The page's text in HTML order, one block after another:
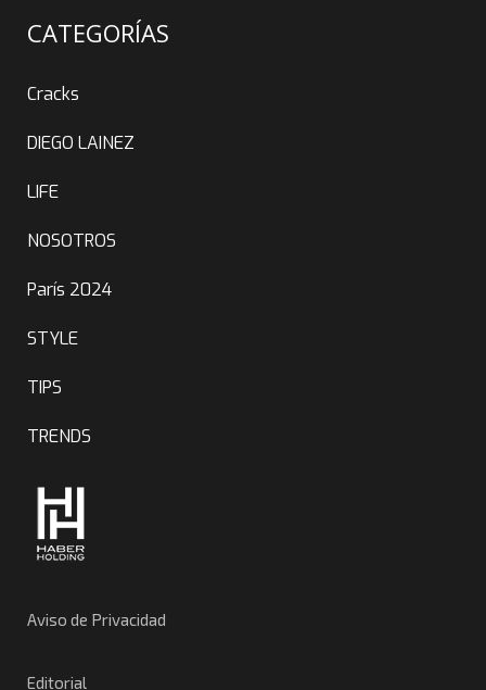
CATEGORÍAS
Cracks
DIEGO LAINEZ
LIFE
NOSOTROS
París 2024
STYLE
TIPS
TRENDS
Aviso de Privacidad
Editorial